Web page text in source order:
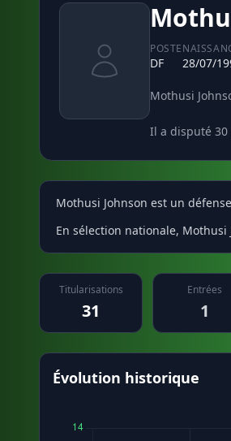
POSTE
DF 28/07/
Mothusi
Il a disputé 30
Mothusi Johnson est un
En sélection nationale,
Titularisations
31
Entrées
1
Évolution historique